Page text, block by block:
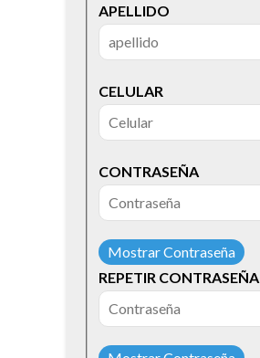
APELLIDO
CELULAR
CONTRASEÑA
Mostrar Contraseña
REPETIR CONTRASEÑA